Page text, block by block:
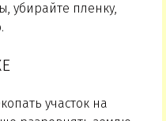
убирайте пленку,
участок на